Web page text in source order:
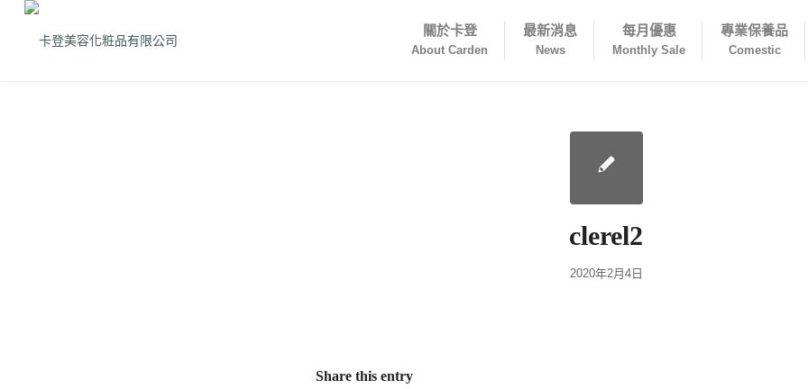
關於卡登
About Carden
最新消息
News
每月優惠
Monthly Sale
專業保養品
Comestic
clerel2
2020年2月4日
Share this entry